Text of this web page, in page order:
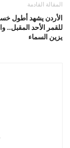
المقالة القادمة
الأردن يشهد أطول
للقمر الأحد المقبل..
يزين السماء